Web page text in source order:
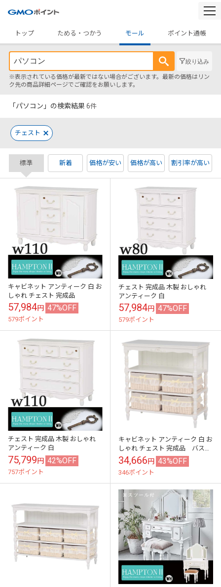
トップ
ためる・つかう モール ポイント通帳
絞り込み
※表示されている価格が最新ではない場合がございます。最新の価格はリン
ク先の商品詳細ページでご確認をお願いします。
「パソコン」の検索結果 6件
チェスト
標準 新着 価格が安い 価格が高い 割引率が高い
キャビネット アンティーク 白 お
しゃれ チェスト 完成品
57,984円 47%OFF
579ポイント
チェスト 完成品 木製 おしゃれ
アンティーク 白
57,984円 47%OFF
579ポイント
チェスト 完成品 木製 おしゃれ
アンティーク 白
75,799円 42%OFF
757ポイント
キャビネット アンティーク 白 お
しゃれ チェスト 完成品 バスケ
ット付き
34,666円 43%OFF
346ポイント